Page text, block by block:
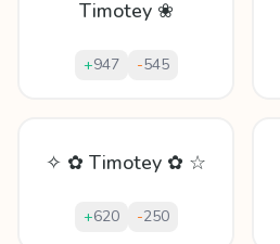
Timotey ❀
+947 -545
✧ ✿ Timotey ✿ ☆
+620 -250